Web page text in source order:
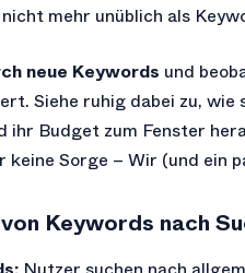
mehr unüblich als
neue Keywords und
Siehe ruhig dabei zu,
ihr Budget zum Fenster
keine Sorge – Wir (und ein
Keywords nach